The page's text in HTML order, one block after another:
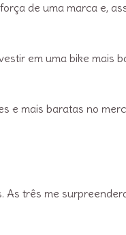
de uma marca e,
em uma bike mais
e mais baratas no
As três me